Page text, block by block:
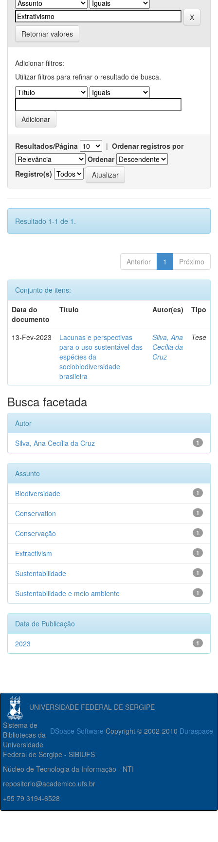
Retornar valores
Adicionar filtros:
Utilizar filtros para refinar o resultado de busca.
Resultados/Página | Ordenar registros por
Ordenar
Registro(s)
Resultado 1-1 de 1.
Anterior 1 Próximo
Conjunto de itens:
Data do
documento
Título Autor(es) Tipo
13-Fev-2023
Lacunas e perspectivas
para o uso sustentável das
espécies da
sociobiodiversidade
brasileira
Silva, Ana
Cecília da
Cruz
Tese
Busca facetada
Autor
1
Silva, Ana Cecília da Cruz
Assunto
1
Biodiversidade
1
Conservation
1
Conservação
1
Extractivism
1
Sustentabilidade
1
Sustentabilidade e meio ambiente
Data de Publicação
1
2023
UNIVERSIDADE FEDERAL DE SERGIPE
DSpace Software Copyright © 2002-2010 Duraspace
Sistema de
Bibliotecas da
Universidade
Federal de Sergipe - SIBIUFS
Núcleo de Tecnologia da Informação - NTI
repositorio@academico.ufs.br
+55 79 3194-6528